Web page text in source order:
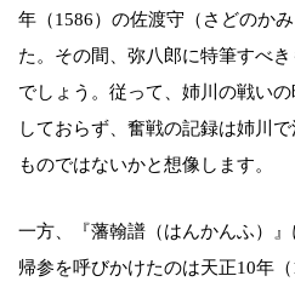
年（1586）の佐渡守（さどのか
た。その間、弥八郎に特筆すべ
でしょう。従って、姉川の戦い
しておらず、奮戦の記録は姉川
ものではないかと想像します。
一方、『藩翰譜（はんかんふ）
帰参を呼びかけたのは天正10年